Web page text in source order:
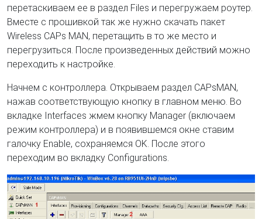
перетаскиваем ее в раздел Files и перегружаем роутер.
Вместе с прошивкой так же нужно скачать пакет
Wireless CAPs MAN, перетащить в то же место и
перегрузиться. После произведенных действий можно
переходить к настройке.
Начнем с контроллера. Открываем раздел CAPsMAN,
нажав соответствующую кнопку в главном меню. Во
вкладке Interfaces жмем кнопку Manager (включаем
режим контроллера) и в появившемся окне ставим
галочку Enable, сохраняемся OK. После этого
переходим во вкладку Configurations.